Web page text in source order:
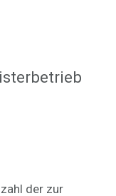
der zur